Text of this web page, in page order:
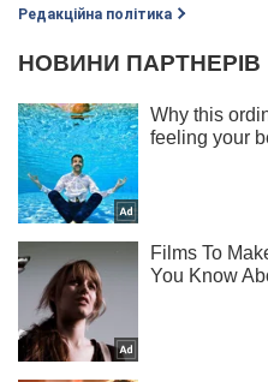
Редакційна політика